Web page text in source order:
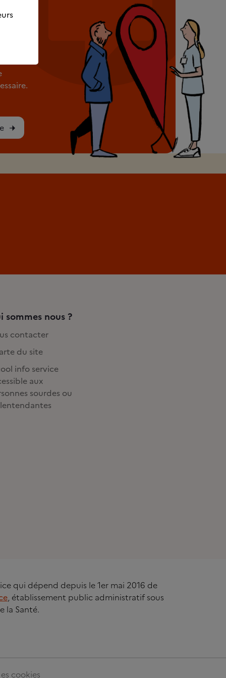
sommes nous ?
contacter
du site
info service
aux
sourdes ou
qui dépend depuis le 1er mai 2016 de
, établissement public administratif sous
la Santé.
cookies